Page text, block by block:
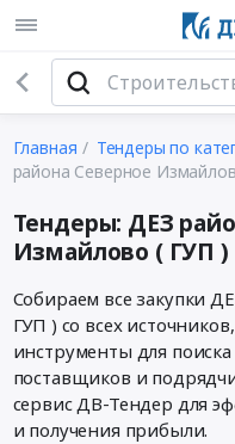
Главная Тендеры по
района Северное
Тендеры: ДЕЗ
Измайлово ( ГУП )
Собираем все закупки
ГУП ) со всех
инструменты для
поставщиков и
сервис ДВ-Тендер для
и получения прибыли.